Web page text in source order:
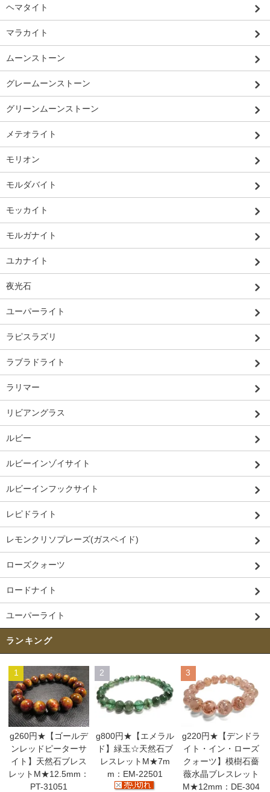
ヘマタイト
マラカイト
ムーンストーン
グレームーンストーン
グリーンムーンストーン
メテオライト
モリオン
モルダバイト
モッカイト
モルガナイト
ユカナイト
夜光石
ユーパーライト
ラピスラズリ
ラブラドライト
ラリマー
リビアングラス
ルビー
ルビーインゾイサイト
ルビーインフックサイト
レピドライト
レモンクリソプレーズ(ガスペイド)
ローズクォーツ
ロードナイト
ユーパーライト
ランキング
1
g260円★【ゴールデ
ンレッドピーターサ
イト】天然石ブレス
レットM★12.5mm：
PT-31051
2
g800円★【エメラル
ド】緑玉☆天然石ブ
レスレットM★7m
m：EM-22501
3
g220円★【デンドラ
イト・イン・ローズ
クォーツ】模樹石薔
薇水晶ブレスレット
M★12mm：DE-304